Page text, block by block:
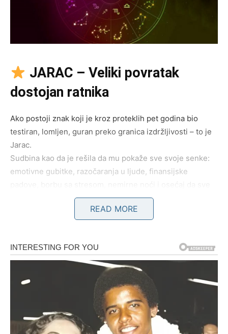
JARAC – Veliki povratak
dostojan ratnika
Ako postoji znak koji je kroz proteklih pet godina bio
testiran, lomljen, guran preko granica izdržljivosti – to je
Jarac.
Sudbina kao da je rešila da mu pokaže sve svoje senke:
emotivne gubitke, razočaranja u ljude, finansijske
Život konačno popušta, teret pada sa
ramena
Od početka 2024. Jarac je počeo da oseća promene, ali
tek u 2025. ulazi uperiod potpune obnove.
Sve ono što je izgrađivao na mukama – sada se
READ MORE